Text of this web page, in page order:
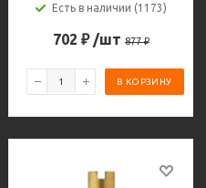
Есть в наличии (1173)
702 ₽ /шт 877₽
В КОРЗИНУ